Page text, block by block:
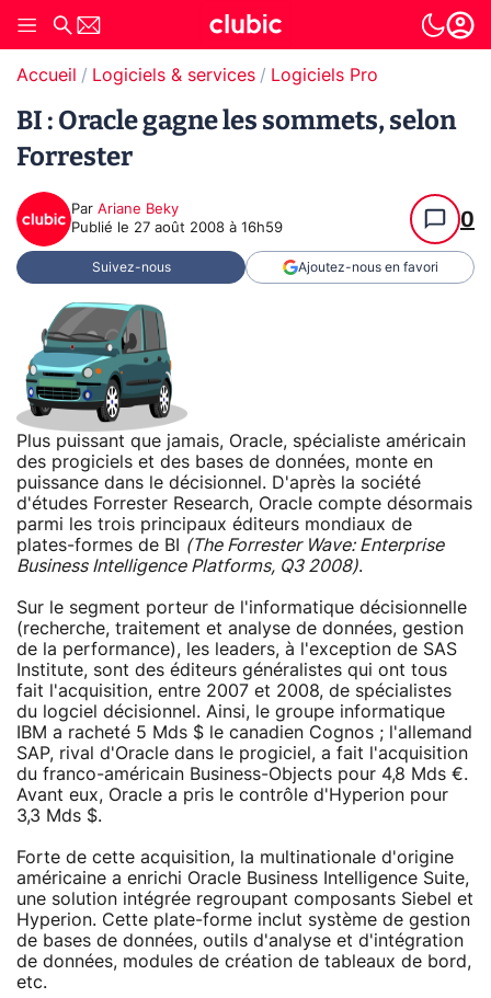
Accueil Logiciels & services Logiciels Pro
BI : Oracle gagne les sommets, selon
Forrester
Par Ariane Beky
Publié le 27 août 2008 à 16h59 0
Suivez-nous Ajoutez-nous en favori
Plus puissant que jamais, Oracle, spécialiste américain
des progiciels et des bases de données, monte en
puissance dans le décisionnel. D'après la société
d'études Forrester Research, Oracle compte désormais
parmi les trois principaux éditeurs mondiaux de
plates-formes de BI
(The Forrester Wave: Enterprise
Business Intelligence Platforms, Q3 2008).
Sur le segment porteur de l'informatique décisionnelle
(recherche, traitement et analyse de données, gestion
de la performance), les leaders, à l'exception de SAS
Institute, sont des éditeurs généralistes qui ont tous
fait l'acquisition, entre 2007 et 2008, de spécialistes
du logciel décisionnel. Ainsi, le groupe informatique
IBM a racheté 5 Mds $ le canadien Cognos ; l'allemand
SAP, rival d'Oracle dans le progiciel, a fait l'acquisition
du franco-américain Business-Objects pour 4,8 Mds €.
Avant eux, Oracle a pris le contrôle d'Hyperion pour
3,3 Mds $.
Forte de cette acquisition, la multinationale d'origine
américaine a enrichi Oracle Business Intelligence Suite,
une solution intégrée regroupant composants Siebel et
Hyperion. Cette plate-forme inclut système de gestion
de bases de données, outils d'analyse et d'intégration
de données, modules de création de tableaux de bord,
etc.